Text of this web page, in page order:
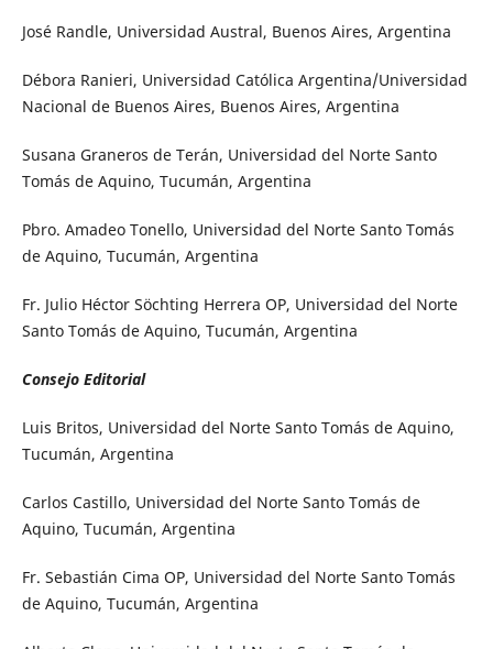
José Randle, Universidad Austral, Buenos Aires, Argentina
Débora Ranieri, Universidad Católica Argentina/Universidad
Nacional de Buenos Aires, Buenos Aires, Argentina
Susana Graneros de Terán, Universidad del Norte Santo
Tomás de Aquino, Tucumán, Argentina
Pbro. Amadeo Tonello, Universidad del Norte Santo Tomás
de Aquino, Tucumán, Argentina
Fr. Julio Héctor Söchting Herrera OP, Universidad del Norte
Santo Tomás de Aquino, Tucumán, Argentina
Consejo Editorial
Luis Britos, Universidad del Norte Santo Tomás de Aquino,
Tucumán, Argentina
Carlos Castillo, Universidad del Norte Santo Tomás de
Aquino, Tucumán, Argentina
Fr. Sebastián Cima OP, Universidad del Norte Santo Tomás
de Aquino, Tucumán, Argentina